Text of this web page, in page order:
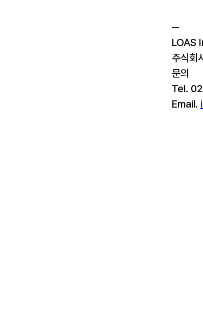
─
LOAS
주식회
문의
Tel.
Email.